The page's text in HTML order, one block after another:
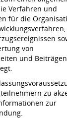
Verfahren und
für die
von
und
zu
zur
.